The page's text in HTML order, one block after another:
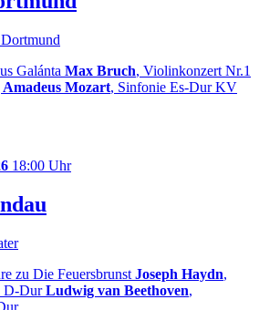
Galánta Max Bruch, Violinkonzert Nr.1
Amadeus Mozart, Sinfonie Es-Dur KV
18:00 Uhr
zu Die Feuersbrunst Joseph Haydn,
D-DurLudwig van Beethoven,